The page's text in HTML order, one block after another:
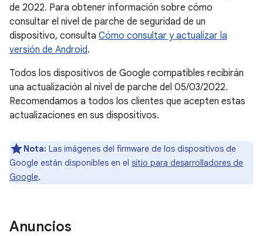
de 2022. Para obtener información sobre cómo
consultar el nivel de parche de seguridad de un
dispositivo, consulta Cómo consultar y actualizar la
versión de Android.
Todos los dispositivos de Google compatibles recibirán
una actualización al nivel de parche del 05/03/2022.
Recomendamos a todos los clientes que acepten estas
actualizaciones en sus dispositivos.
Nota: Las imágenes del firmware de los dispositivos de
Google están disponibles en el sitio para desarrolladores de
Google.
Anuncios